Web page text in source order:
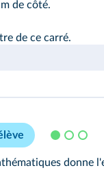
de côté.
de ce carré.
donne